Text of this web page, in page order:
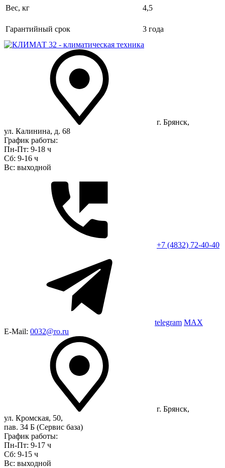
Вес, кг 4,5
Гарантийный срок 3 года
г. Брянск,
ул. Калинина, д. 68
График работы:
Пн-Пт: 9-18 ч
Сб: 9-16 ч
Вс: выходной
+7 (4832) 72-40-40
telegram MAX
E-Mail: 0032@ro.ru
г. Брянск,
ул. Кромская, 50,
пав. 34 Б (Сервис база)
График работы:
Пн-Пт: 9-17 ч
Сб: 9-15 ч
Вс: выходной